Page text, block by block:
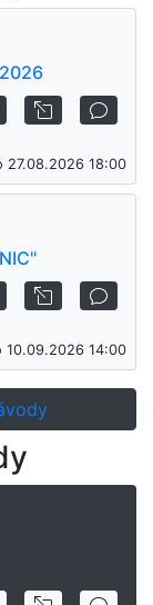
27.08.2026 18:00
10.09.2026 14:00